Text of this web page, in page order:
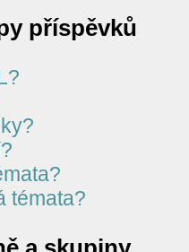
příspěvků
témata?